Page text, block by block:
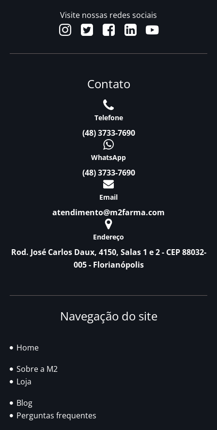
Visite nossas redes sociais
Contato
Telefone
(48) 3733-7690
WhatsApp
(48) 3733-7690
Email
atendimento@m2farma.com
Endereço
Rod. José Carlos Daux, 4150, Salas 1 e 2 - CEP 88032-
005 - Florianópolis
Navegação do site
Home
Sobre a M2
Loja
Blog
Perguntas frequentes